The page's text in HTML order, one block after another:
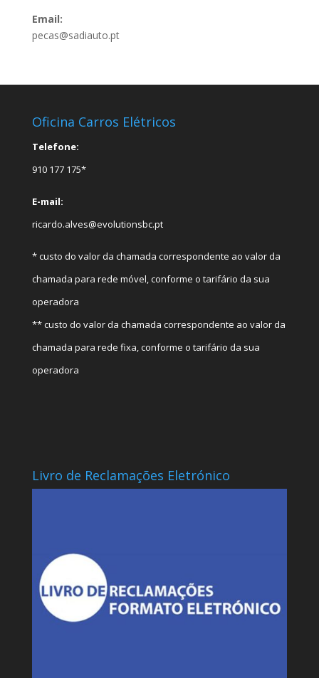
Email:
pecas@sadiauto.pt
Oficina Carros Elétricos
Telefone:
910 177 175*
E-mail:
ricardo.alves@evolutionsbc.pt
* custo do valor da chamada correspondente ao valor da
chamada para rede móvel, conforme o tarifário da sua
operadora
** custo do valor da chamada correspondente ao valor da
chamada para rede fixa, conforme o tarifário da sua
operadora
Livro de Reclamações Eletrónico